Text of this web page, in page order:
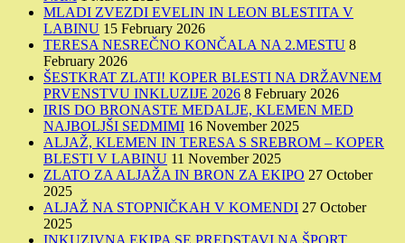
MLADI ZVEZDI EVELIN IN LEON BLESTITA V
LABINU 15 February 2026
TERESA NESREČNO KONČALA NA 2.MESTU 8
February 2026
ŠESTKRAT ZLATI! KOPER BLESTI NA DRŽAVNEM
PRVENSTVU INKLUZIJE 2026 8 February 2026
IRIS DO BRONASTE MEDALJE, KLEMEN MED
NAJBOLJŠI SEDMIMI 16 November 2025
ALJAŽ, KLEMEN IN TERESA S SREBROM – KOPER
BLESTI V LABINU 11 November 2025
ZLATO ZA ALJAŽA IN BRON ZA EKIPO 27 October
2025
ALJAŽ NA STOPNIČKAH V KOMENDI 27 October
2025
INKUZIVNA EKIPA SE PREDSTAVI NA ŠPORT